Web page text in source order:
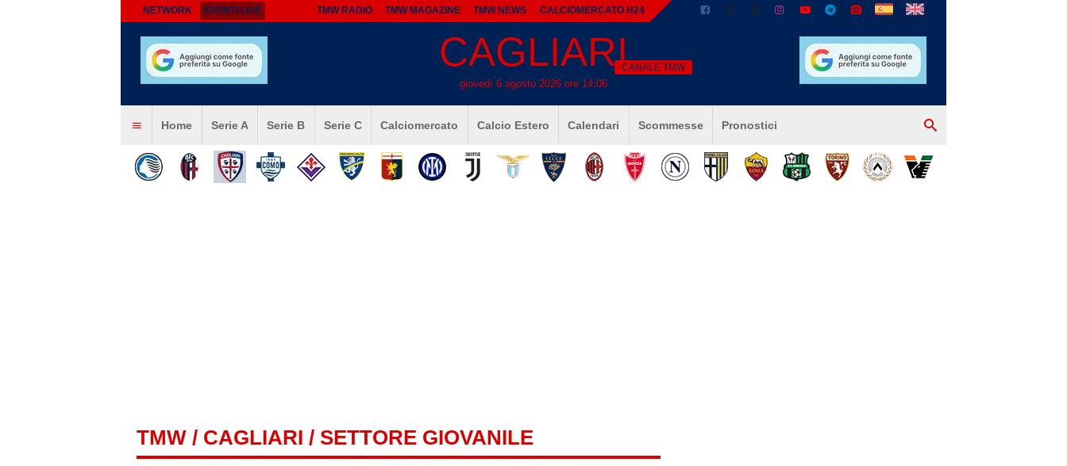
NETWORK EVENTI LIVE TMW RADIO TMW MAGAZINE TMW NEWS CALCIOMERCATO H24
CAGLIARI
giovedì 6 agosto 2026 ore 14:06
CANALE TMW
Home Serie A Serie B Serie C Calciomercato Calcio Estero Calendari Scommesse Pronostici
TMW / CAGLIARI / SETTORE GIOVANILE